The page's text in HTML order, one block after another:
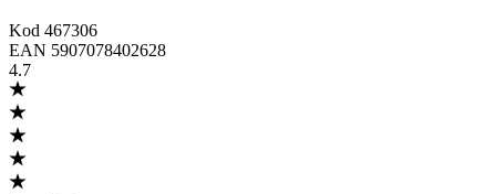
Kod 467306
EAN 5907078402628
4.7